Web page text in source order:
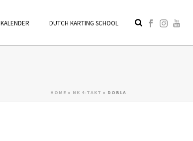
KALENDER DUTCH KARTING SCHOOL
HOME » NK 4-TAKT » DOBLA